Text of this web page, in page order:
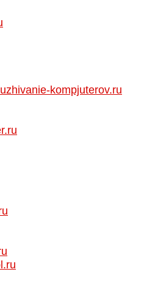
kompjuterov.ru